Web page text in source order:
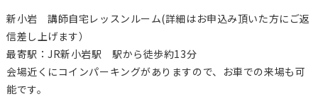
新小岩 講師自宅レッスンルーム(詳細はお申込み頂いた方にご返
信差し上げます）
最寄駅：JR新小岩駅 駅から徒歩約13分
会場近くにコインパーキングがありますので、お車での来場も可
能です。